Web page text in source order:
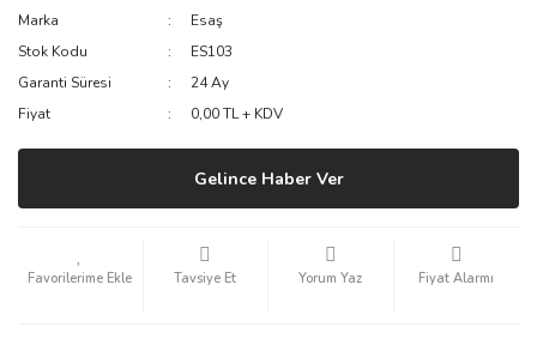
Marka
Esaş
Stok Kodu
ES103
Garanti Süresi
24 Ay
Fiyat
0,00 TL + KDV
Gelince Haber Ver
Tavsiye Et Yorum Yaz Fiyat Alarmı